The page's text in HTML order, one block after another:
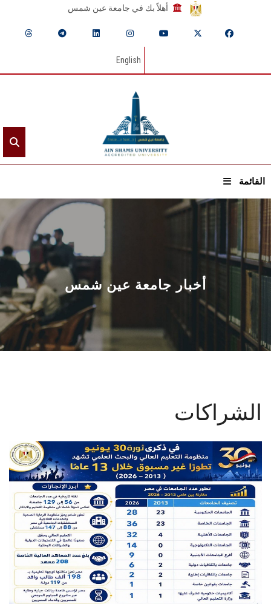
أهلاً بك في جامعة عين شمس
English
القائمة
الرئيسيـة
عن الجامعة
القطاعـات
الشئون الأكاديمية
البحث العلمي
الأنظمة الذكية
الإعلام
تواصل معنا
الطلاب
هيئة التدريس
أخبار جامعة عين شمس
الشراكات